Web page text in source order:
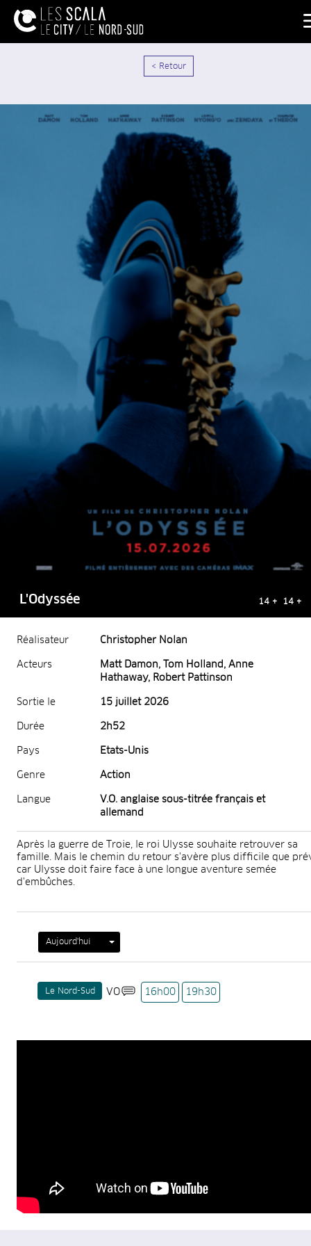
< Retour
L'Odyssée 14 + 14 +
Réalisateur Christopher Nolan
Acteurs
Matt Damon, Tom Holland, Anne
Hathaway, Robert Pattinson
Sortie le 15 juillet 2026
Durée 2h52
Pays Etats-Unis
Genre Action
Langue
V.O. anglaise sous-titrée français et
allemand
Après la guerre de Troie, le roi Ulysse souhaite retrouver sa
famille. Mais le chemin du retour s'avère plus difficile que
car Ulysse doit faire face à une longue aventure semée
d'embûches.
Aujourd'hui
Le Nord-Sud VO 16h00 19h30